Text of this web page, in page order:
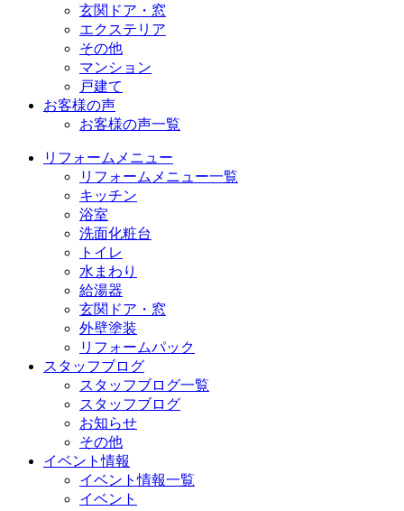
玄関ドア・窓
エクステリア
その他
マンション
戸建て
お客様の声
お客様の声一覧
リフォームメニュー
リフォームメニュー一覧
キッチン
浴室
洗面化粧台
トイレ
水まわり
給湯器
玄関ドア・窓
外壁塗装
リフォームパック
スタッフブログ
スタッフブログ一覧
スタッフブログ
お知らせ
その他
イベント情報
イベント情報一覧
イベント